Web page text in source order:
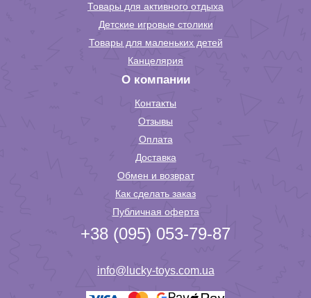
Товары для активного отдыха
Детские игровые столики
Товары для маленьких детей
Канцелярия
О компании
Контакты
Отзывы
Оплата
Доставка
Обмен и возврат
Как сделать заказ
Публичная оферта
+38 (095) 053-79-87
info@lucky-toys.com.ua